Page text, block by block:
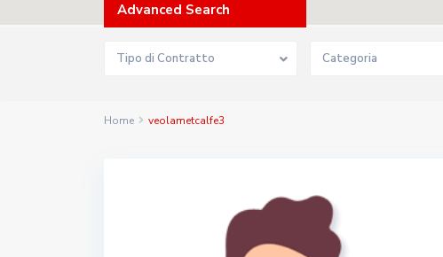
Advanced Search
Tipo di Contratto Categoria
Home veolametcalfe3